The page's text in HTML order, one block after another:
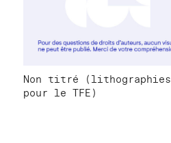
Non titré (lithographies
pour le TFE)